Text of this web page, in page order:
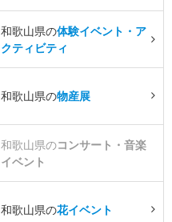
和歌山県の体験イベント・ア
クティビティ
和歌山県の物産展
和歌山県のコンサート・音楽
イベント
和歌山県の花イベント